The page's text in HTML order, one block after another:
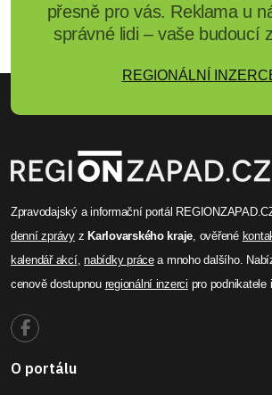
přesně pro vás. Reklama u
správné lidi – vaše budoucí
REGIONÁLNÍ
Zpravodajský a informační portál
denní zprávyz Karlovarského kraje , ověřené
kalendář akcí,nabídky prácea mnoho dalšího.
cenově dostupnou regionální inzerci pro podnikatele
O portálu